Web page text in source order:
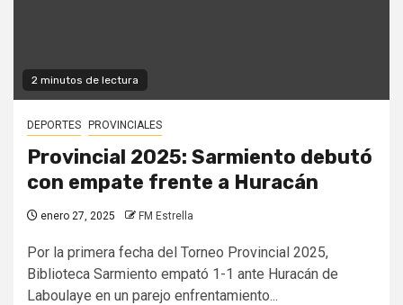
2 minutos de lectura
DEPORTES PROVINCIALES
Provincial 2025: Sarmiento debutó
con empate frente a Huracán
enero 27, 2025 FM Estrella
Por la primera fecha del Torneo Provincial 2025,
Biblioteca Sarmiento empató 1-1 ante Huracán de
Laboulaye en un parejo enfrentamiento...